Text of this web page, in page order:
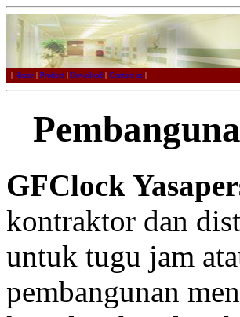
| Home | Product | Download | Contact us |
GFClock
kontraktor dan
untuk tugu jam
pembangunan